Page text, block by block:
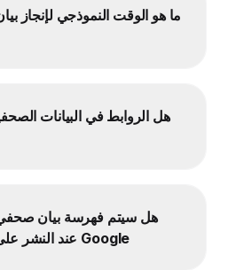
هل سيتم فهرسة بيان
Google عند النشر على Indie Hackers؟